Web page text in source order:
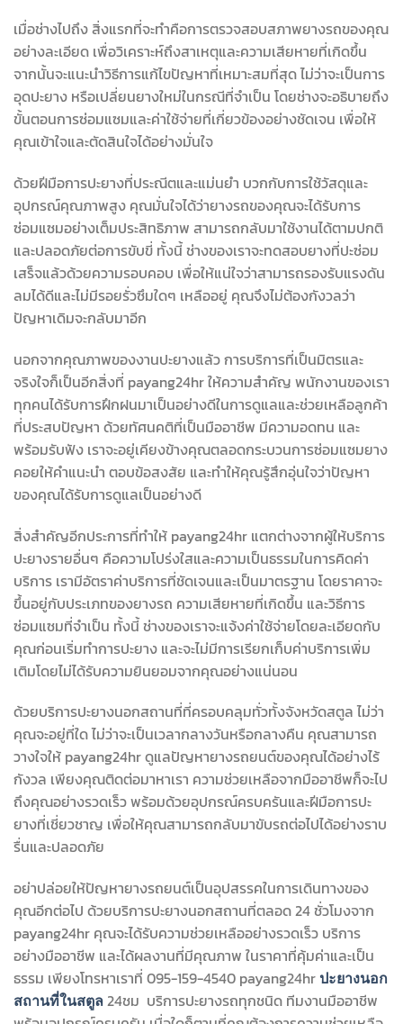
เมื่อช่างไปถึง สิ่งแรกที่จะทำคือการตรวจสอบสภาพยางรถของคุณ
อย่างละเอียด เพื่อวิเคราะห์ถึงสาเหตุและความเสียหายที่เกิดขึ้น
จากนั้นจะแนะนำวิธีการแก้ไขปัญหาที่เหมาะสมที่สุด ไม่ว่าจะเป็นการ
อุดปะยาง หรือเปลี่ยนยางใหม่ในกรณีที่จำเป็น โดยช่างจะอธิบายถึง
ขั้นตอนการซ่อมแซมและค่าใช้จ่ายที่เกี่ยวข้องอย่างชัดเจน เพื่อให้
คุณเข้าใจและตัดสินใจได้อย่างมั่นใจ
ด้วยฝีมือการปะยางที่ประณีตและแม่นยำ บวกกับการใช้วัสดุและ
อุปกรณ์คุณภาพสูง คุณมั่นใจได้ว่ายางรถของคุณจะได้รับการ
ซ่อมแซมอย่างเต็มประสิทธิภาพ สามารถกลับมาใช้งานได้ตามปกติ
และปลอดภัยต่อการขับขี่ ทั้งนี้ ช่างของเราจะทดสอบยางที่ปะซ่อม
เสร็จแล้วด้วยความรอบคอบ เพื่อให้แน่ใจว่าสามารถรองรับแรงดัน
ลมได้ดีและไม่มีรอยรั่วซึมใดๆ เหลืออยู่ คุณจึงไม่ต้องกังวลว่า
ปัญหาเดิมจะกลับมาอีก
นอกจากคุณภาพของงานปะยางแล้ว การบริการที่เป็นมิตรและ
จริงใจก็เป็นอีกสิ่งที่ payang24hr ให้ความสำคัญ พนักงานของเรา
ทุกคนได้รับการฝึกฝนมาเป็นอย่างดีในการดูแลและช่วยเหลือลูกค้า
ที่ประสบปัญหา ด้วยทัศนคติที่เป็นมืออาชีพ มีความอดทน และ
พร้อมรับฟัง เราจะอยู่เคียงข้างคุณตลอดกระบวนการซ่อมแซมยาง
คอยให้คำแนะนำ ตอบข้อสงสัย และทำให้คุณรู้สึกอุ่นใจว่าปัญหา
ของคุณได้รับการดูแลเป็นอย่างดี
สิ่งสำคัญอีกประการที่ทำให้ payang24hr แตกต่างจากผู้ให้บริการ
ปะยางรายอื่นๆ คือความโปร่งใสและความเป็นธรรมในการคิดค่า
บริการ เรามีอัตราค่าบริการที่ชัดเจนและเป็นมาตรฐาน โดยราคาจะ
ขึ้นอยู่กับประเภทของยางรถ ความเสียหายที่เกิดขึ้น และวิธีการ
ซ่อมแซมที่จำเป็น ทั้งนี้ ช่างของเราจะแจ้งค่าใช้จ่ายโดยละเอียดกับ
คุณก่อนเริ่มทำการปะยาง และจะไม่มีการเรียกเก็บค่าบริการเพิ่ม
เติมโดยไม่ได้รับความยินยอมจากคุณอย่างแน่นอน
ด้วยบริการปะยางนอกสถานที่ที่ครอบคลุมทั่วทั้งจังหวัดสตูล ไม่ว่า
คุณจะอยู่ที่ใด ไม่ว่าจะเป็นเวลากลางวันหรือกลางคืน คุณสามารถ
วางใจให้ payang24hr ดูแลปัญหายางรถยนต์ของคุณได้อย่างไร้
กังวล เพียงคุณติดต่อมาหาเรา ความช่วยเหลือจากมืออาชีพก็จะไป
ถึงคุณอย่างรวดเร็ว พร้อมด้วยอุปกรณ์ครบครันและฝีมือการปะ
ยางที่เชี่ยวชาญ เพื่อให้คุณสามารถกลับมาขับรถต่อไปได้อย่างราบ
รื่นและปลอดภัย
อย่าปล่อยให้ปัญหายางรถยนต์เป็นอุปสรรคในการเดินทางของ
คุณอีกต่อไป ด้วยบริการปะยางนอกสถานที่ตลอด 24 ชั่วโมงจาก
payang24hr คุณจะได้รับความช่วยเหลืออย่างรวดเร็ว บริการ
อย่างมืออาชีพ และได้ผลงานที่มีคุณภาพ ในราคาที่คุ้มค่าและเป็น
ธรรม เพียงโทรหาเราที่ 095-159-4540 payang24hr ปะยางนอก
สถานที่ในสตูล 24ชม บริการปะยางรถทุกชนิด ทีมงานมืออาชีพ